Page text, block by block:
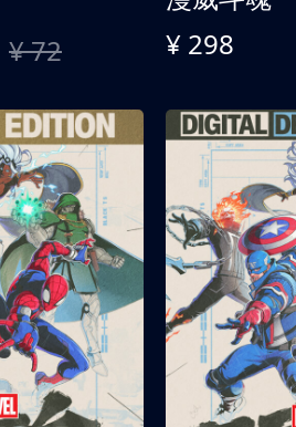
¥ 72
¥ 298